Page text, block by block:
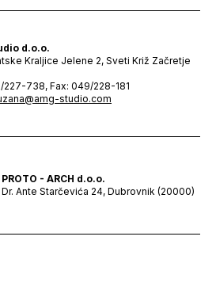
d.o.o.
Kraljice Jelene 2, Sveti Križ Začretje
227-738, Fax: 049/228-181
studio.com
PROTO - ARCH d.o.o.
Dr. Ante Starčevića 24, Dubrovnik (20000)